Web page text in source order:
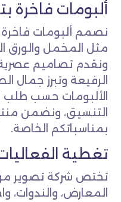
ألبومات فاخرة
نصمم ألبومات
مثل المخمل والورق
ونقدم تصاميم
الرفيعة وتبرز
الألبومات حسب طلب
التنسيق، ونضمن
بمناسباتكم الخاصة.
تغطية
تختص شركة تصوير
المعارض، والندوات،